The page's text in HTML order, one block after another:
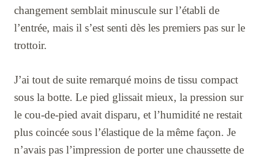
changement semblait minuscule sur l’établi de
l’entrée, mais il s’est senti dès les premiers pas sur le
trottoir.
J’ai tout de suite remarqué moins de tissu compact
sous la botte. Le pied glissait mieux, la pression sur
le cou-de-pied avait disparu, et l’humidité ne restait
plus coincée sous l’élastique de la même façon. Je
n’avais pas l’impression de porter une chaussette de